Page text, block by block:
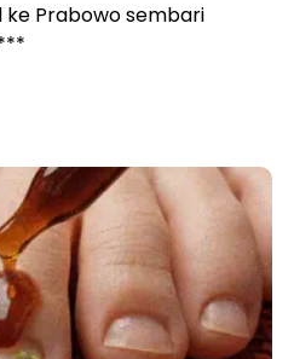
ke Prabowo sembari